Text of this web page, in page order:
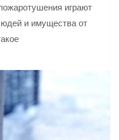
играют
и имущества от